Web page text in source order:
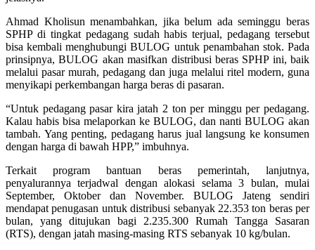
Ahmad Kholisun menambahkan, jika belum ada seminggu beras
SPHP di tingkat pedagang sudah habis terjual, pedagang tersebut
bisa kembali menghubungi BULOG untuk penambahan stok. Pada
prinsipnya, BULOG akan masifkan distribusi beras SPHP ini, baik
melalui pasar murah, pedagang dan juga melalui ritel modern, guna
menyikapi perkembangan harga beras di pasaran.
“Untuk pedagang pasar kira jatah 2 ton per minggu per pedagang.
Kalau habis bisa melaporkan ke BULOG, dan nanti BULOG akan
tambah. Yang penting, pedagang harus jual langsung ke konsumen
dengan harga di bawah HPP,” imbuhnya.
Terkait program bantuan beras pemerintah, lanjutnya,
penyalurannya terjadwal dengan alokasi selama 3 bulan, mulai
September, Oktober dan November. BULOG Jateng sendiri
mendapat penugasan untuk distribusi sebanyak 22.353 ton beras per
bulan, yang ditujukan bagi 2.235.300 Rumah Tangga Sasaran
(RTS), dengan jatah masing-masing RTS sebanyak 10 kg/bulan.